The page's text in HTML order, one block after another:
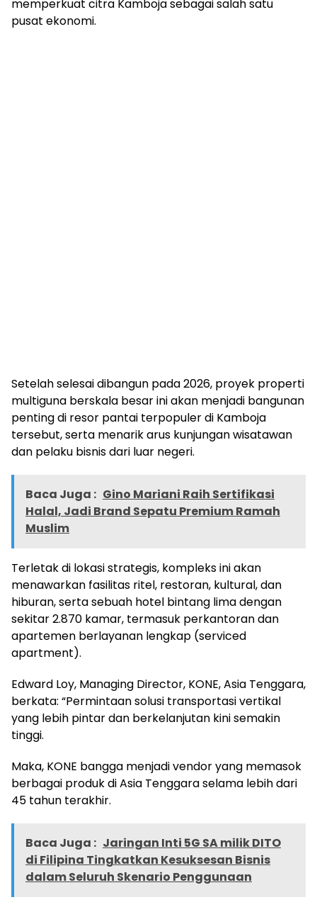
memperkuat citra Kamboja sebagai salah satu
pusat ekonomi.
Setelah selesai dibangun pada 2026, proyek properti
multiguna berskala besar ini akan menjadi bangunan
penting di resor pantai terpopuler di Kamboja
tersebut, serta menarik arus kunjungan wisatawan
dan pelaku bisnis dari luar negeri.
Baca Juga : Gino Mariani Raih Sertifikasi
Halal, Jadi Brand Sepatu Premium Ramah
Muslim
Terletak di lokasi strategis, kompleks ini akan
menawarkan fasilitas ritel, restoran, kultural, dan
hiburan, serta sebuah hotel bintang lima dengan
sekitar 2.870 kamar, termasuk perkantoran dan
apartemen berlayanan lengkap (serviced
apartment).
Edward Loy, Managing Director, KONE, Asia Tenggara,
berkata: “Permintaan solusi transportasi vertikal
yang lebih pintar dan berkelanjutan kini semakin
tinggi.
Maka, KONE bangga menjadi vendor yang memasok
berbagai produk di Asia Tenggara selama lebih dari
45 tahun terakhir.
Baca Juga : Jaringan Inti 5G SA milik DITO
di Filipina Tingkatkan Kesuksesan Bisnis
dalam Seluruh Skenario Penggunaan